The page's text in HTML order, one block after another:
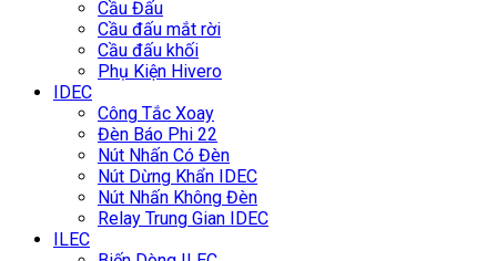
Cầu Đấu
Cầu đấu mắt rời
Cầu đấu khối
Phụ Kiện Hivero
IDEC
Công Tắc Xoay
Đèn Báo Phi 22
Nút Nhấn Có Đèn
Nút Dừng Khẩn IDEC
Nút Nhấn Không Đèn
Relay Trung Gian IDEC
ILEC